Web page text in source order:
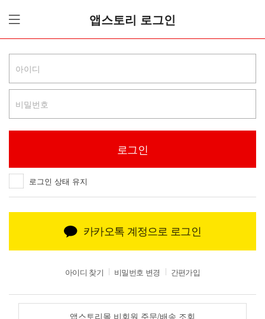
앱스토리 로그인
로그인 상태 유지
카카오톡 계정으로 로그인
아이디 찾기 비밀번호 변경 간편가입
앱스토리몰 비회원 주문/배송 조회